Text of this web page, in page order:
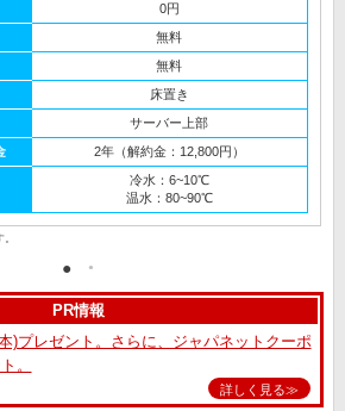
0円
無料
無料
床置き
サーバー上部
2年（解約金：12,800円）
冷水：6~10℃
温水：80~90℃
PR情報
プレゼント。さらに、ジャパネットクーポ
。
詳しく見る≫